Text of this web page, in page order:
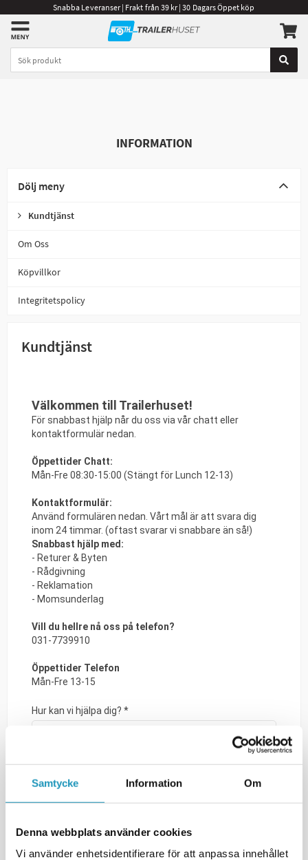
Samtycke Information Om
Denna webbplats använder cookies
Vi använder enhetsidentifierare för att anpassa innehållet
Snabba Leveranser | Frakt från 39 kr | 30 Dagars Öppet köp
INFORMATION
Dölj meny
Kundtjänst
Om Oss
Köpvillkor
Integritetspolicy
Kundtjänst